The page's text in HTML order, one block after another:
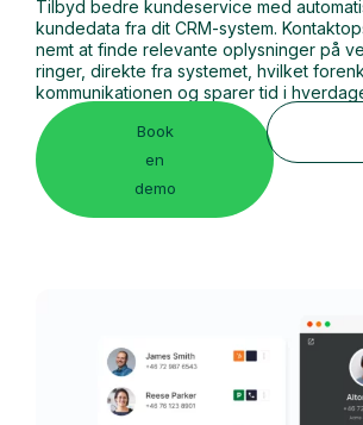
Tilbyd bedre kundeservice med
kundedata fra dit CRM-system.
nemt at finde relevante oplysninger på
ringer, direkte fra systemet, hvilket
kommunikationen og sparer tid i
Book
en
demo